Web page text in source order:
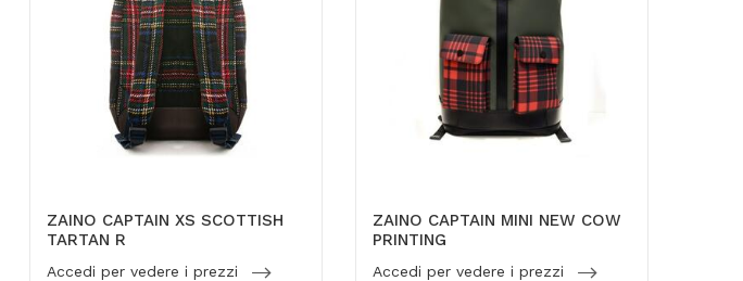
ZAINO CAPTAIN XS SCOTTISH
TARTAN R
Accedi per vedere i prezzi
ZAINO CAPTAIN MINI NEW COW
PRINTING
Accedi per vedere i prezzi